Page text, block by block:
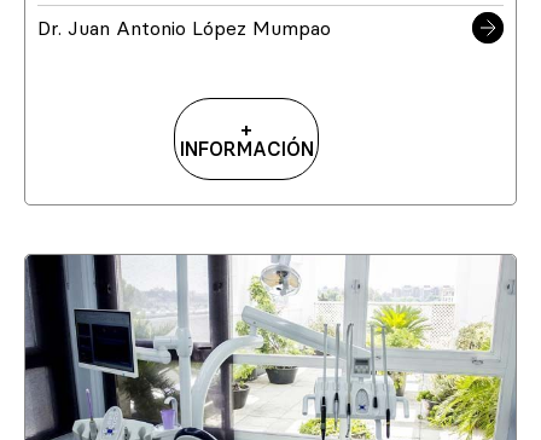
Dr. Juan Antonio López Mumpao
+
INFORMACIÓN